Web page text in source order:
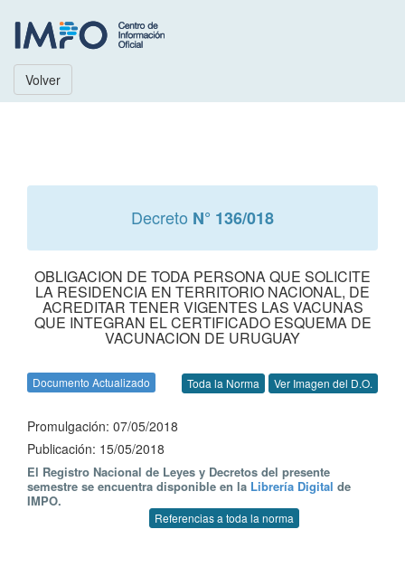
Volver
Decreto N° 136/018
OBLIGACION DE TODA PERSONA QUE SOLICITE
LA RESIDENCIA EN TERRITORIO NACIONAL, DE
ACREDITAR TENER VIGENTES LAS VACUNAS
QUE INTEGRAN EL CERTIFICADO ESQUEMA DE
VACUNACION DE URUGUAY
Documento Actualizado Toda la Norma Ver Imagen del D.O.
Promulgación: 07/05/2018
Publicación: 15/05/2018
El Registro Nacional de Leyes y Decretos del presente
semestre se encuentra disponible en la Librería Digital de
IMPO.
Referencias a toda la norma